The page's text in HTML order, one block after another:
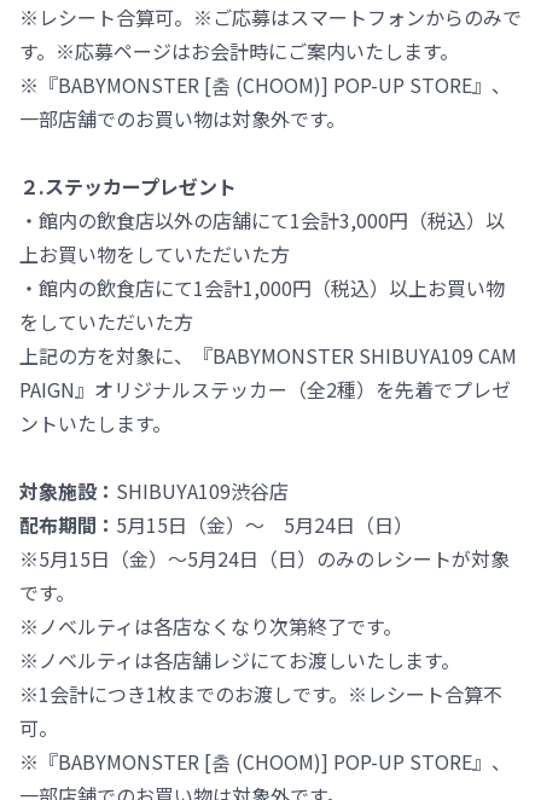
※レシート合算可。※ご応募はスマートフォンからのみで
す。※応募ページはお会計時にご案内いたします。
※『BABYMONSTER [춤 (CHOOM)] POP-UP STORE』、
一部店舗でのお買い物は対象外です。
２.ステッカープレゼント
・館内の飲食店以外の店舗にて1会計3,000円（税込）以
上お買い物をしていただいた方
・館内の飲食店にて1会計1,000円（税込）以上お買い物
をしていただいた方
上記の方を対象に、『BABYMONSTER SHIBUYA109 CAM
PAIGN』オリジナルステッカー（全2種）を先着でプレゼ
ントいたします。
対象施設： SHIBUYA109渋谷店
配布期間： 5月15日（金）～ 5月24日（日）
※5月15日（金）～5月24日（日）のみのレシートが対象
です。
※ノベルティは各店なくなり次第終了です。
※ノベルティは各店舗レジにてお渡しいたします。
※1会計につき1枚までのお渡しです。※レシート合算不
可。
※『BABYMONSTER [춤 (CHOOM)] POP-UP STORE』、